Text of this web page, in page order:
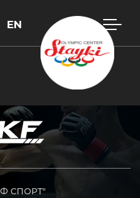
EN
СПОРТ"
Esc, чтобы закрыть